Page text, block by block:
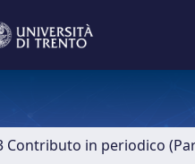
Contributo in periodico